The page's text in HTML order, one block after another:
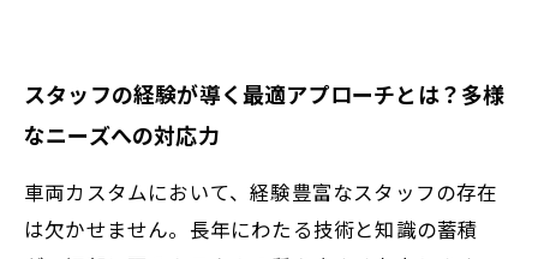
スタッフの経験が導く最適アプローチとは？多様
なニーズへの対応力
車両カスタムにおいて、経験豊富なスタッフの存在
は欠かせません。長年にわたる技術と知識の蓄積